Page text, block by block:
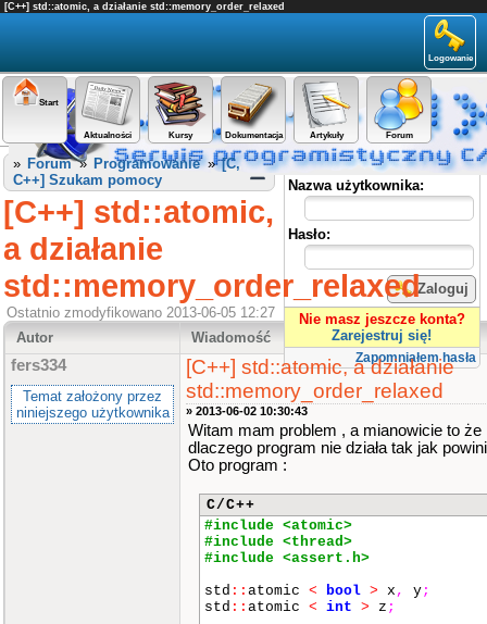
[C++] std::atomic, a działanie std::memory_order_relaxed
Logowanie
Start
Aktualności Kursy Dokumentacja Artykuły Forum
Panel użytkownika
Nazwa użytkownika:
Hasło:
Zaloguj
Nie masz jeszcze konta?
Zarejestruj się!
Zapomniałem hasła
» Forum» Programowanie»[C,
C++] Szukam pomocy
[C++] std::atomic,
a działanie
std::memory_order_relaxed
Ostatnio zmodyfikowano 2013-06-05 12:27
Autor
Wiadomość
fers334
Temat założony przez
niniejszego użytkownika
[C++] std::atomic, a działanie
std::memory_order_relaxed
» 2013-06-02 10:30:43
Witam mam problem , a mianowicie to że
dlaczego program nie działa tak jak
Oto program :
C/C++
#include <atomic>
#include <thread>
#include <assert.h>
std :: atomic < bool > x , y;
std :: atomic < int > z ;